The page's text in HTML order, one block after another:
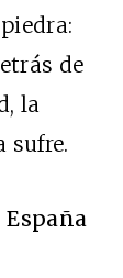
de
la
sufre.